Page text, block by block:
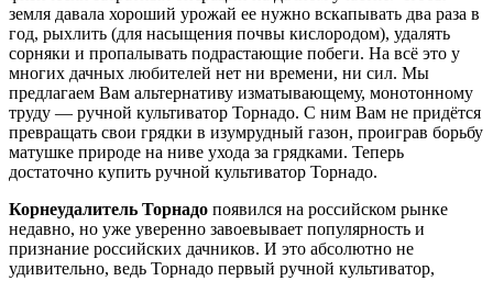
земля давала хороший урожай ее нужно вскапывать два раза в
год, рыхлить (для насыщения почвы кислородом), удалять
сорняки и пропалывать подрастающие побеги. На всё это у
многих дачных любителей нет ни времени, ни сил. Мы
предлагаем Вам альтернативу изматывающему, монотонному
труду — ручной культиватор Торнадо. С ним Вам не придётся
превращать свои грядки в изумрудный газон, проиграв борьбу
матушке природе на ниве ухода за грядками. Теперь
достаточно купить ручной культиватор Торнадо.
Корнеудалитель Торнадо появился на российском рынке
недавно, но уже уверенно завоевывает популярность и
признание российских дачников. И это абсолютно не
удивительно, ведь Торнадо первый ручной культиватор,